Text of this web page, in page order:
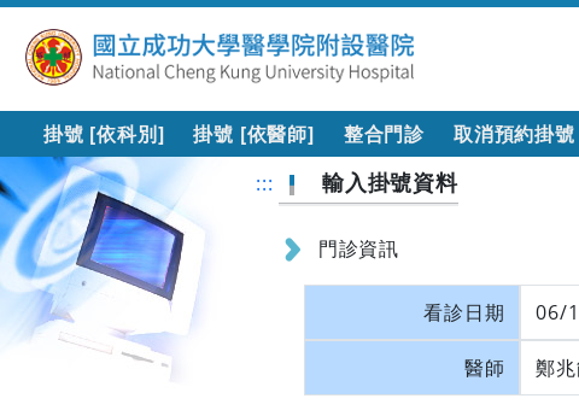
掛號 [依科別] 掛號 [依醫師] 整合門診 取消預約掛號
::: 輸入掛號資料
門診資訊
看診日期 06/
醫師 鄭